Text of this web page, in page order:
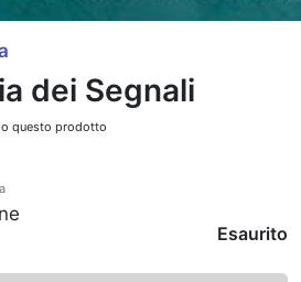
dei Segnali
questo prodotto
Esaurito